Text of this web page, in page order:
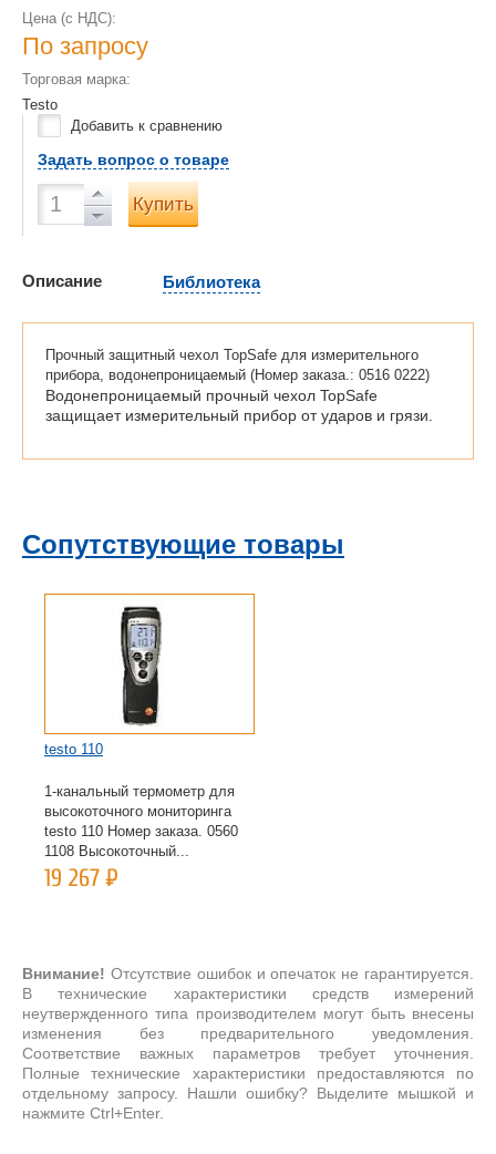
Цена (с НДС):
По запросу
Торговая марка:
Testo
Добавить к сравнению
Задать вопрос о товаре
Купить
Описание Библиотека
Прочный защитный чехол TopSafe для измерительного
прибора, водонепроницаемый (Номер заказа.: 0516 0222)
Водонепроницаемый прочный чехол TopSafe
защищает измерительный прибор от ударов и грязи.
Сопутствующие товары
testo 110
1-канальный термометр для
высокоточного мониторинга
testo 110 Номер заказа. 0560
1108 Высокоточный...
19 267Р
Внимание! Отсутствие ошибок и опечаток не гарантируется.
В технические характеристики средств измерений
неутвержденного типа производителем могут быть внесены
изменения без предварительного уведомления.
Соответствие важных параметров требует уточнения.
Полные технические характеристики предоставляются по
отдельному запросу. Нашли ошибку? Выделите мышкой и
нажмите Ctrl+Enter.